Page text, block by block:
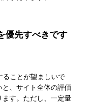
優先すべきです
ることが望ましいで
、サイト全体の評価
す。ただし、一定量